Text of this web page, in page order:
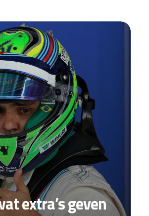
extra’s geven